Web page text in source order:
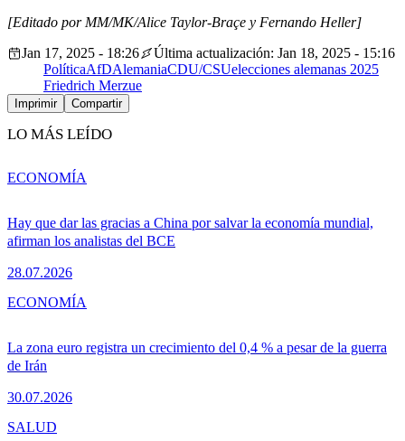
[Editado por MM/MK/Alice Taylor-Braçe y Fernando Heller]
Jan 17, 2025 - 18:26
Última actualización: Jan 18, 2025 - 15:16
PolíticaAfDAlemaniaCDU/CSUelecciones alemanas 2025
Friedrich Merzue
Imprimir Compartir
LO MÁS LEÍDO
Hay que dar las gracias a China por salvar la economía mundial,
afirman los analistas del BCE
28.07.2026
ECONOMÍA
La zona euro registra un crecimiento del 0,4 % a pesar de la guerra
de Irán
30.07.2026
ECONOMÍA
SALUD